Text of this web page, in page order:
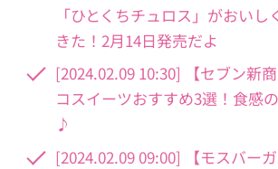
「ひとくちチュロス」がおいし
きた！2月14日発売だよ
[2024.02.09 10:30] 【セブン新
コスイーツおすすめ3選！食感
♪
[2024.02.09 09:00] 【モスバー